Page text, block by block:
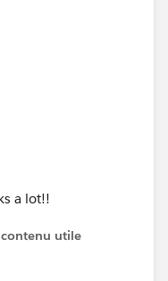
a lot!!
utile